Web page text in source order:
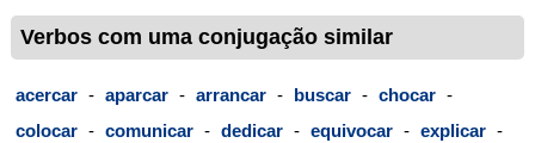
Verbos com uma conjugação similar
acercar - aparcar - arrancar - buscar - chocar -
colocar - comunicar - dedicar - equivocar - explicar -